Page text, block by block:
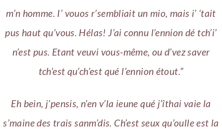
m’n homme. I’ vouos r’sembliait un mio, mais i’ ‘tait
pus haut qu’vous. Hélas! J’ai connu l’ennion dé tch’i’
n’est pus. Etant veuvi vous-même, ou d’vez saver
tch’est qu’ch’est qué l’ennion étout.”
Eh bein, j’pensis, n’en v’la ieune qué j’îthai vaie la
s’maine des trais sanm’dis. Ch’est seux qu’oulle est la